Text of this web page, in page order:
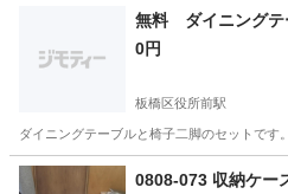
無料 ダイニング
0円
板橋区役所前駅
ダイニングテーブルと椅子二脚のセットで
東京 板橋区 板橋区役所前駅
0808-073 収納ケー